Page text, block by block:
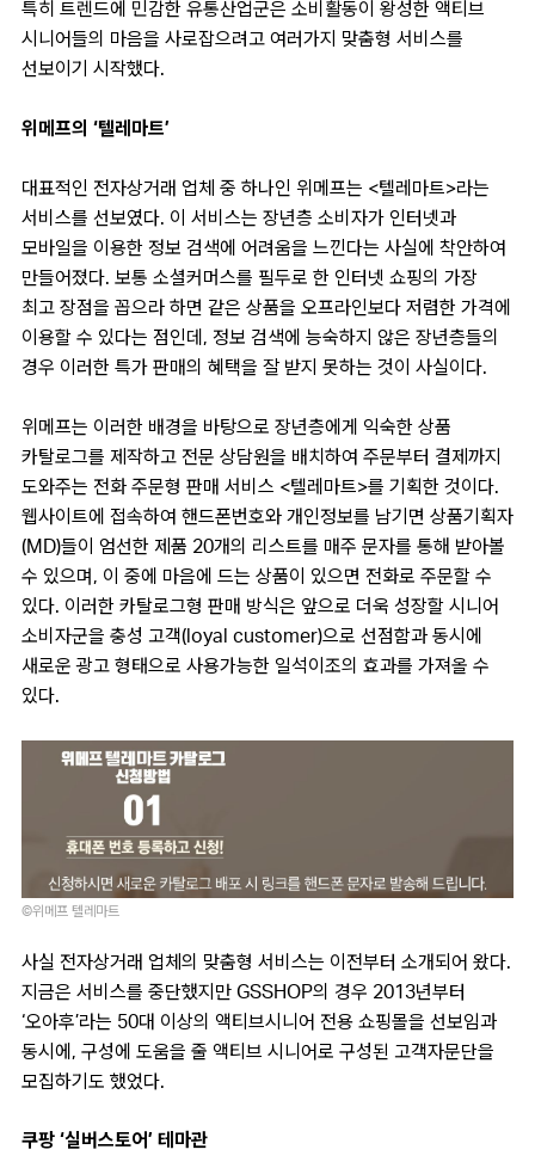
특히 트렌드에 민감한 유통산업군은 소비활동이 왕성한 액티브
시니어들의 마음을 사로잡으려고 여러가지 맞춤형 서비스를
선보이기 시작했다.
위메프의 ‘텔레마트’
대표적인 전자상거래 업체 중 하나인 위메프는 <텔레마트>라는
서비스를 선보였다. 이 서비스는 장년층 소비자가 인터넷과
모바일을 이용한 정보 검색에 어려움을 느낀다는 사실에 착안하여
만들어졌다. 보통 소셜커머스를 필두로 한 인터넷 쇼핑의 가장
최고 장점을 꼽으라 하면 같은 상품을 오프라인보다 저렴한 가격에
이용할 수 있다는 점인데, 정보 검색에 능숙하지 않은 장년층들의
경우 이러한 특가 판매의 혜택을 잘 받지 못하는 것이 사실이다.
위메프는 이러한 배경을 바탕으로 장년층에게 익숙한 상품
카탈로그를 제작하고 전문 상담원을 배치하여 주문부터 결제까지
도와주는 전화 주문형 판매 서비스 <텔레마트>를 기획한 것이다.
웹사이트에 접속하여 핸드폰번호와 개인정보를 남기면 상품기획자
(MD)들이 엄선한 제품 20개의 리스트를 매주 문자를 통해 받아볼
수 있으며, 이 중에 마음에 드는 상품이 있으면 전화로 주문할 수
있다. 이러한 카탈로그형 판매 방식은 앞으로 더욱 성장할 시니어
소비자군을 충성 고객(loyal customer)으로 선점함과 동시에
새로운 광고 형태으로 사용가능한 일석이조의 효과를 가져올 수
있다.
©위메프 텔레마트
사실 전자상거래 업체의 맞춤형 서비스는 이전부터 소개되어 왔다.
지금은 서비스를 중단했지만 GSSHOP의 경우 2013년부터
‘오아후’라는 50대 이상의 액티브시니어 전용 쇼핑몰을 선보임과
동시에, 구성에 도움을 줄 액티브 시니어로 구성된 고객자문단을
모집하기도 했었다.
쿠팡 ‘실버스토어’ 테마관